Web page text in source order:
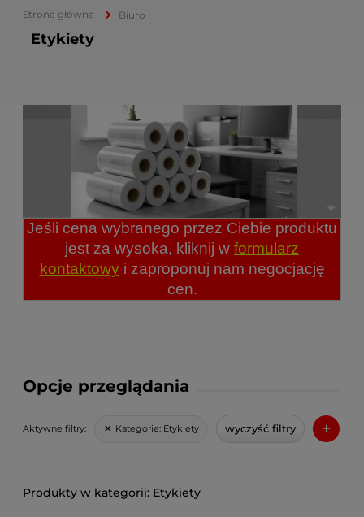
Strona główna Biuro
Etykiety
Jeśli cena wybranego przez Ciebie produktu
jest za wysoka, kliknij w formularz
kontaktowyi zaproponuj nam negocjację
cen.
Opcje przeglądania
Aktywne filtry: Kategorie: Etykiety wyczyść filtry +
Etykiety